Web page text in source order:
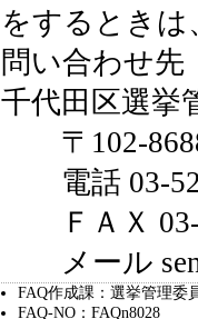
をするときは
問い合わせ先
千代田区選挙
〒102-
電話 03-
ＦＡＸ 03-
メール
FAQ作成課：選挙管理委
FAQ-NO：FAQn8028